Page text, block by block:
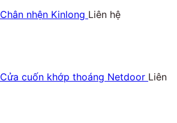
Chân nhện Kinlong Liên hệ
Cửa cuốn khớp thoáng Netdoor Liên